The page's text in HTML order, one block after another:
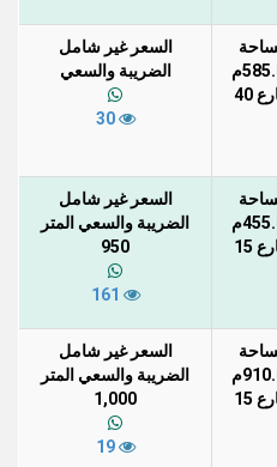
40
السعر غير شامل
الضريبة والسعي
30
15
السعر غير شامل
الضريبة والسعي المتر
950
15
السعر غير شامل
الضريبة والسعي المتر
1,000
19